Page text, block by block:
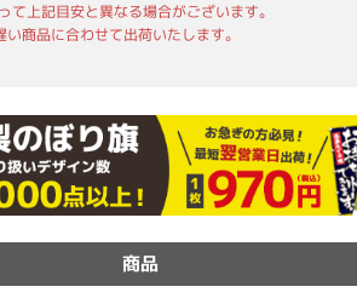
上記目安と異なる場合がございます。
商品に合わせて出荷いたします。
商品